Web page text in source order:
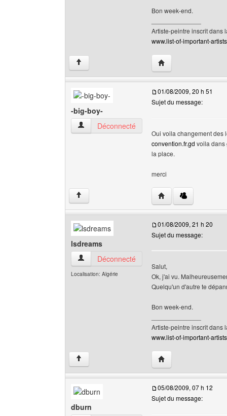
Bon week-end.
Artiste-peintre inscrit dans
www.list-of-important-
↑ Visiter le site web
-big-boy-
-big-boy- Voir le profil de l'utilisateur
Déconnecté
01/08/2009, 20 h 51
Sujet du message:
Oui voila changement des
convention.fr.gd voila dans
la place.
merci
↑ Visiter le site web
lsdreams
lsdreams Voir le profil de l'utilisateur
Déconnecté
Localisation: Algérie
01/08/2009, 21 h 20
Sujet du message:
Salut,
Ok, j'ai vu.
Quelqu'un d'autre te
Bon week-end.
Artiste-peintre inscrit dans
www.list-of-important-
↑ Visiter le site web
dburn
05/08/2009, 07 h 12
Sujet du message: